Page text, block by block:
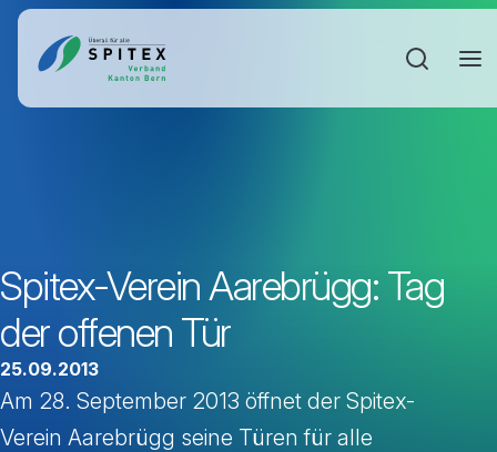
Spitex-Verein Aarebrügg: Tag
der offenen Tür
25.09.2013
Am 28. September 2013 öffnet der Spitex-
Verein Aarebrügg seine Türen für alle